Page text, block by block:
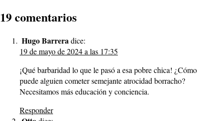
19 comentarios
Hugo Barreradice:
19 de mayo de 2024 a las 17:35
¡Qué barbaridad lo que le pasó a esa pobre chica! ¿Cómo
puede alguien cometer semejante atrocidad borracho?
Necesitamos más educación y conciencia.
Responder